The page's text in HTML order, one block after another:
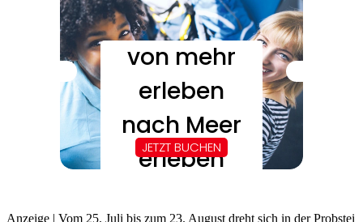
Anzeige | Vom 25. Juli bis zum 23. August dreht sich in der Probstei